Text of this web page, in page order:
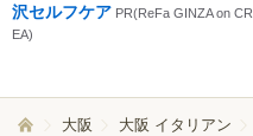
沢セルフケア PR(ReFa GINZA on CR
EA)
大阪 大阪 イタリアン